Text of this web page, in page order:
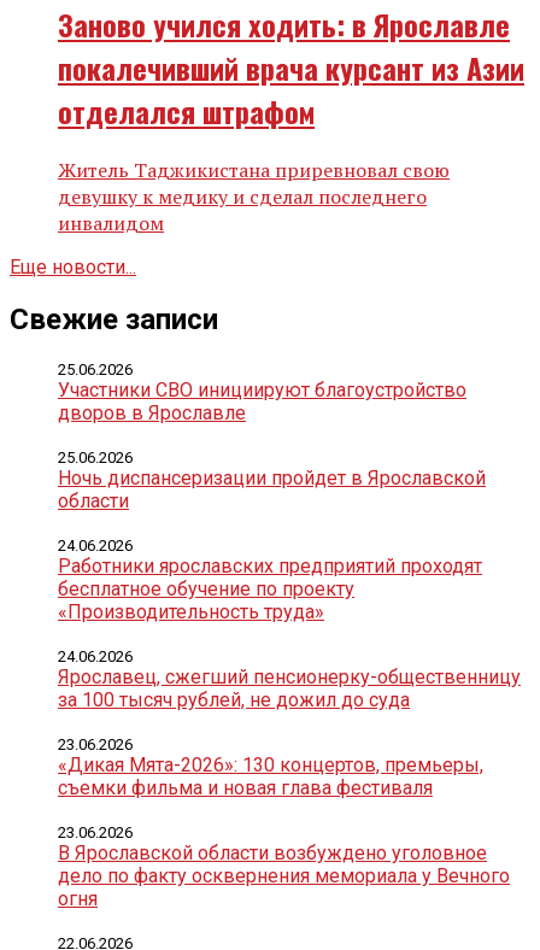
Заново учился ходить: в Ярославле
покалечивший врача курсант из Азии
отделался штрафом
Житель Таджикистана приревновал свою
девушку к медику и сделал последнего
инвалидом
Еще новости...
Свежие записи
Участники СВО инициируют благоустройство
дворов в Ярославле
25.06.2026
Ночь диспансеризации пройдет в Ярославской
области
25.06.2026
Работники ярославских предприятий проходят
бесплатное обучение по проекту
«Производительность труда»
24.06.2026
Ярославец, сжегший пенсионерку-общественницу
за 100 тысяч рублей, не дожил до суда
24.06.2026
«Дикая Мята-2026»: 130 концертов, премьеры,
съемки фильма и новая глава фестиваля
23.06.2026
В Ярославской области возбуждено уголовное
дело по факту осквернения мемориала у Вечного
огня
23.06.2026
22.06.2026